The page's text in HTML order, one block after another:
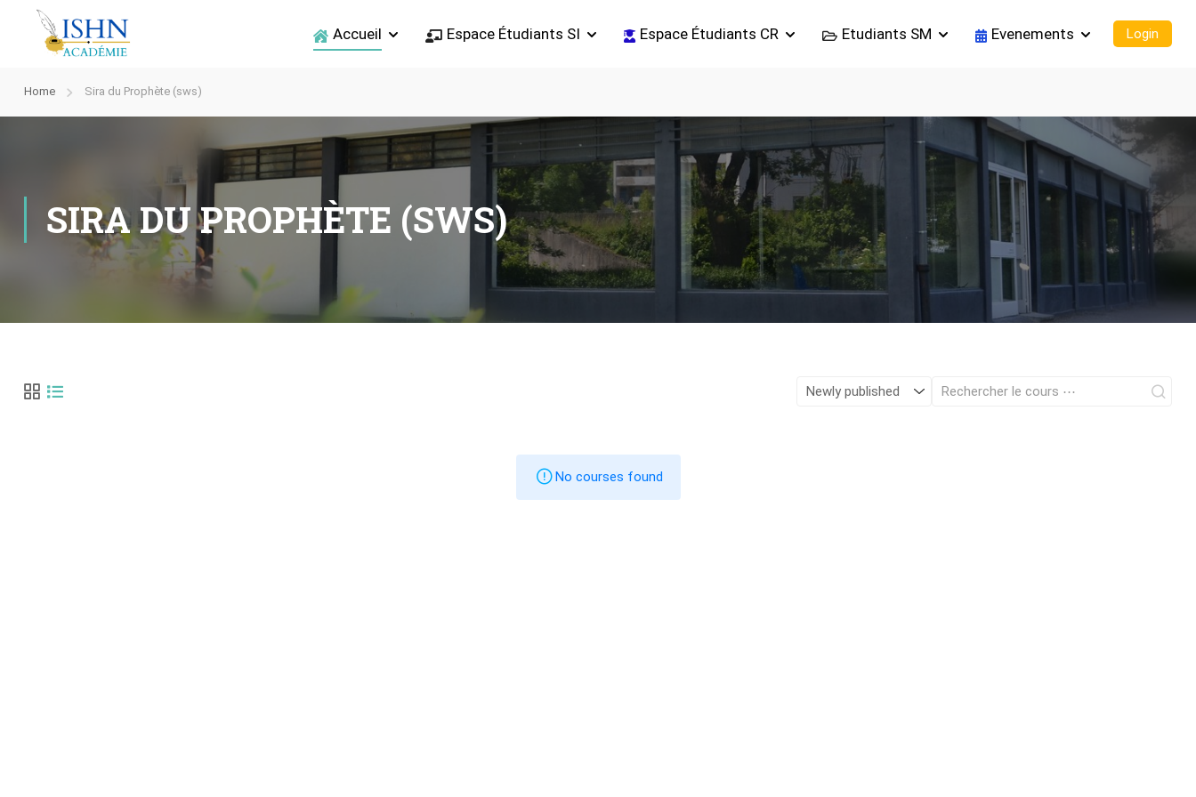
Accueil Espace Étudiants SI Espace Étudiants CR Etudiants SM Evenements Login
Home Sira du Prophète (sws)
SIRA DU PROPHÈTE (SWS)
No courses found